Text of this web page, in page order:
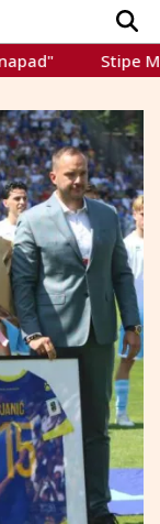
Stipe Miočić: